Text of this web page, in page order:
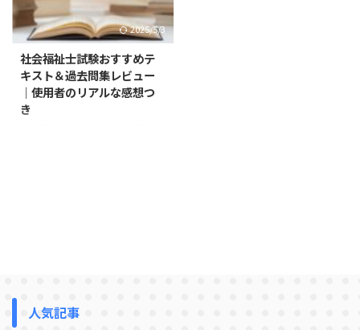
2025/5/3
社会福祉士試験おすすめテ
キスト＆過去問集レビュー
｜使用者のリアルな感想つ
き
切なポイント 社会福祉士試験対
策では、主に以下の2つのタイプ
人気記事